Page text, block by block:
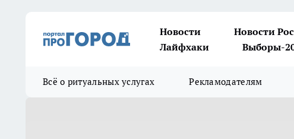
Новости Новости
Лайфхаки
Выборы-
Всё о ритуальных услугах Рекламодателям